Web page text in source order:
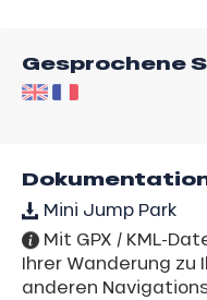
Gesprochene
Mini Jump Park
Mit GPX / KML-
Ihrer Wanderung zu
anderen